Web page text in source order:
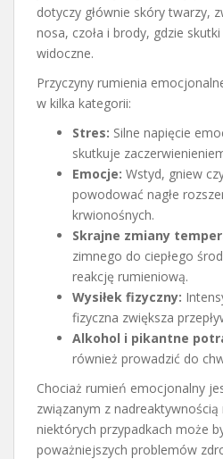
dotyczy głównie skóry twarzy,
nosa, czoła i brody, gdzie
widoczne.
Przyczyny rumienia
w kilka kategorii:
Stres: Silne napięcie
skutkuje
Emocje: Wstyd, gniew
powodować nagłe
krwionośnych.
Skrajne zmiany
zimnego do ciepłego
reakcję rumieniową.
Wysiłek fizyczny:
fizyczna zwiększa
Alkohol i pikantne
również prowadzić do
Chociaż rumień emocjonalny
związanym z
niektórych przypadkach może
poważniejszych problemów